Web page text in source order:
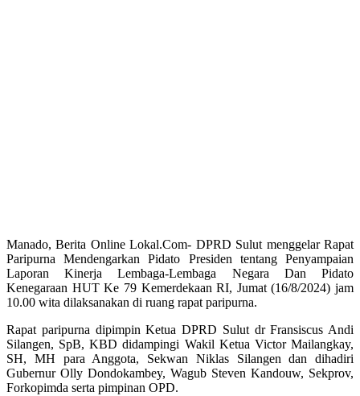
Manado, Berita Online Lokal.Com- DPRD Sulut menggelar Rapat
Paripurna Mendengarkan Pidato Presiden tentang Penyampaian
Laporan Kinerja Lembaga-Lembaga Negara Dan Pidato
Kenegaraan HUT Ke 79 Kemerdekaan RI, Jumat (16/8/2024) jam
10.00 wita dilaksanakan di ruang rapat paripurna.
Rapat paripurna dipimpin Ketua DPRD Sulut dr Fransiscus Andi
Silangen, SpB, KBD didampingi Wakil Ketua Victor Mailangkay,
SH, MH para Anggota, Sekwan Niklas Silangen dan dihadiri
Gubernur Olly Dondokambey, Wagub Steven Kandouw, Sekprov,
Forkopimda serta pimpinan OPD.